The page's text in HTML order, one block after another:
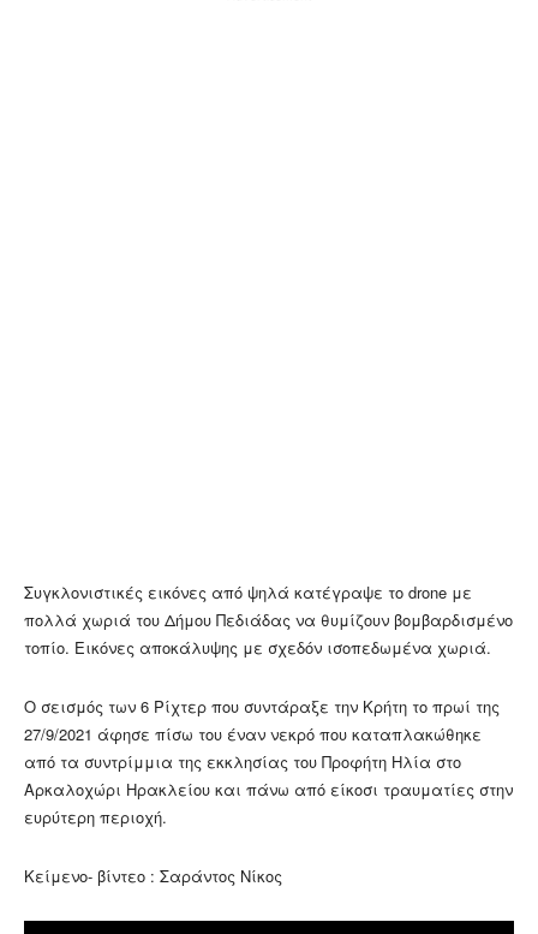
Συγκλονιστικές εικόνες από ψηλά κατέγραψε το drone με
πολλά χωριά του Δήμου Πεδιάδας να θυμίζουν βομβαρδισμένο
τοπίο. Εικόνες αποκάλυψης με σχεδόν ισοπεδωμένα χωριά.
Ο σεισμός των 6 Ρίχτερ που συντάραξε την Κρήτη το πρωί της
27/9/2021 άφησε πίσω του έναν νεκρό που καταπλακώθηκε
από τα συντρίμμια της εκκλησίας του Προφήτη Ηλία στο
Αρκαλοχώρι Ηρακλείου και πάνω από είκοσι τραυματίες στην
ευρύτερη περιοχή.
Κείμενο- βίντεο : Σαράντος Νίκος